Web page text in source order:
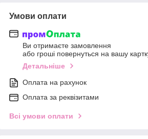
Умови оплати
Ви отримаєте замовлення
або гроші повернуться на вашу
Детальніше
Оплата на рахунок
Оплата за реквізитами
Всі умови оплати